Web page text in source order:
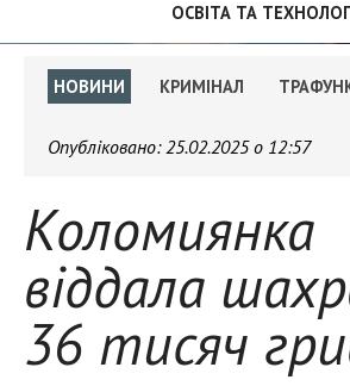
ОСВІТА ТА
НОВИНИ КРИМІНАЛ
Опубліковано:25.02.2025 о 12:57
Коломиянка
віддала
36 тисяч